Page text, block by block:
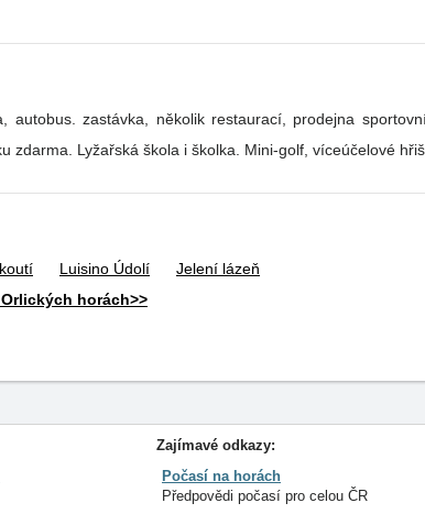
autobus. zastávka, několik restaurací, prodejna
zdarma. Lyžařská škola i školka. Mini-golf, víceúčelové
Luisino Údolí
Jelení lázeň
horách>>
Zajímavé odkazy:
Počasí na horách
Předpovědi počasí pro celou ČR